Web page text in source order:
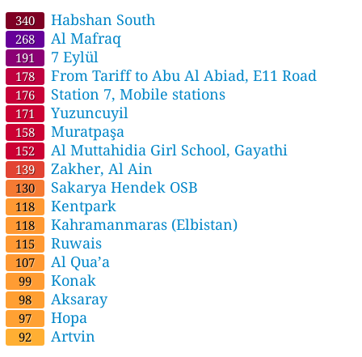
340 Habshan South
268 Al Mafraq
191 7 Eylül
178 From Tariff to Abu Al Abiad, E11 Road
176 Station 7, Mobile stations
171 Yuzuncuyil
158 Muratpaşa
152 Al Muttahidia Girl School, Gayathi
139 Zakher, Al Ain
130 Sakarya Hendek OSB
118 Kentpark
118 Kahramanmaras (Elbistan)
115 Ruwais
107 Al Qua’a
99 Konak
98 Aksaray
97 Hopa
92 Artvin